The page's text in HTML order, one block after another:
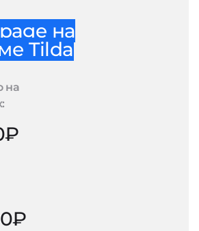
на
Tilda
на